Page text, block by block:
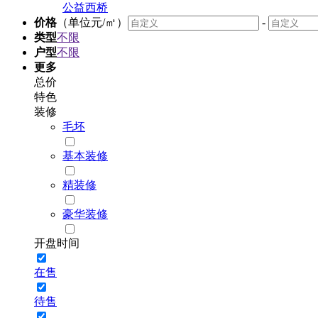
公益西桥
价格（单位元/㎡）
-
类型不限
户型不限
更多
总价
特色
装修
毛坯
基本装修
精装修
豪华装修
开盘时间
在售
待售